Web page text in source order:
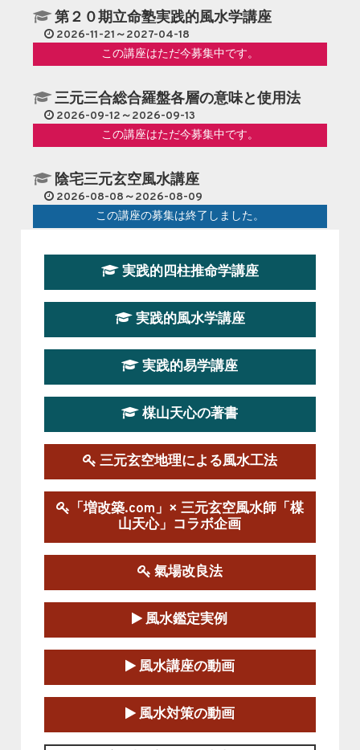
第２０期立命塾実践的風水学講座
2026-11-21～2027-04-18
この講座はただ今募集中です。
三元三合総合羅盤各層の意味と使用法
2026-09-12～2026-09-13
この講座はただ今募集中です。
陰宅三元玄空風水講座
2026-08-08～2026-08-09
この講座の募集は終了しました。
第１９期立命塾『実践的易学講座』
2026-08-22～2026-10-25
第19期立命塾実践的四柱推命学講座
2026-03-20～2026-07-19
第１９期立命塾実践的風水学講座
この講座の募集は終了しました。
陰宅三元玄空風水講座
2025-06-07～2025-06-08
この講座の募集は終了しました。
第１８期立命塾『実践的易学講座』
2025-06-21～2025-08-24
この講座の募集は終了しました。
第１８期立命塾「実践的四柱立命学（四
柱推命学）講座」
2025-01-11～2025-05-11
この講座の募集は終了しました。
実践的四柱推命学講座
実践的風水学講座
実践的易学講座
楳山天心の著書
三元玄空地理による風水工法
「増改築.com」× 三元玄空風水師「楳
山天心」コラボ企画
氣場改良法
風水鑑定実例
風水講座の動画
風水対策の動画